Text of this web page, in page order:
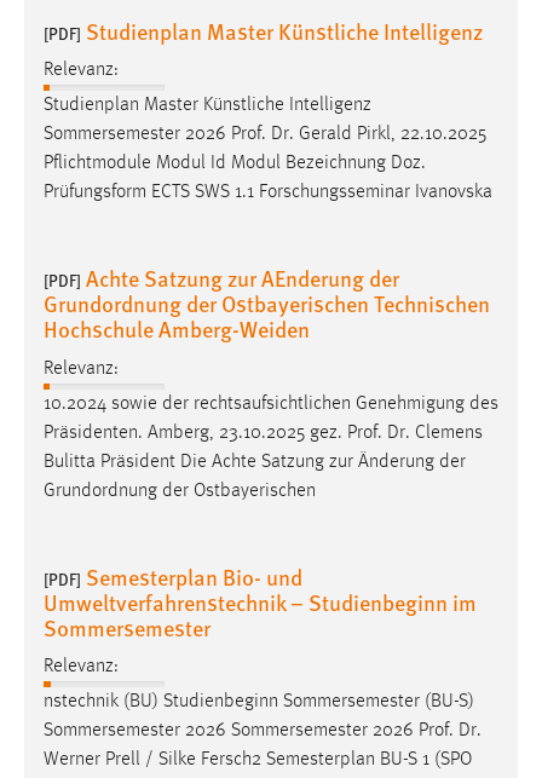
[PDF] Studienplan Master Künstliche Intelligenz
Relevanz:
Studienplan Master Künstliche Intelligenz
Sommersemester 2026 Prof. Dr. Gerald Pirkl, 22.10.2025
Pflichtmodule Modul Id Modul Bezeichnung Doz.
Prüfungsform ECTS SWS 1.1 Forschungsseminar Ivanovska
[PDF] Achte Satzung zur AEnderung der
Grundordnung der Ostbayerischen Technischen
Hochschule Amberg-Weiden
Relevanz:
10.2024 sowie der rechtsaufsichtlichen Genehmigung des
Präsidenten. Amberg, 23.10.2025 gez. Prof. Dr. Clemens
Bulitta Präsident Die Achte Satzung zur Änderung der
Grundordnung der Ostbayerischen
[PDF] Semesterplan Bio- und
Umweltverfahrenstechnik – Studienbeginn im
Sommersemester
Relevanz:
nstechnik (BU) Studienbeginn Sommersemester (BU-S)
Sommersemester 2026 Sommersemester 2026 Prof. Dr.
Werner Prell / Silke Fersch2 Semesterplan BU-S 1 (SPO
30 Tage
Chat
Name:
MibewSessionID, MIBEW_UserID, mibew_locale, mibew-
chat-frame-style-5e9dbeb1811c0446
Wird benötigt um die Chatfunktion nutzen zu können.
Cookie Laufzeit:
MibewSessionID, mibew-chat-frame-style-
5e9dbeb1811c0446 = Sitzungslaufzeit, mibew_locale = 3
Jahre, MIBEW_UserID = 1 Jahr
Login
Zweck:
Dieser Cookie ist notwendig um sich an der Website
einloggen zu können.
Cookie Laufzeit:
24 Stunden